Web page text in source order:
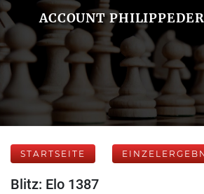
ACCOUNT
STARTSEITE
Blitz: Elo 1387